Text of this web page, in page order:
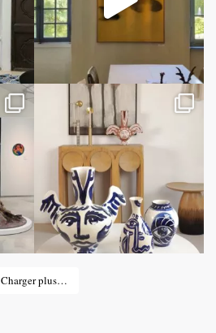
Charger plus…